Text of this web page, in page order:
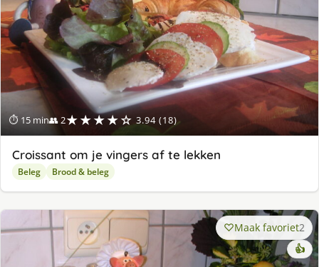
⏱ 15 min👥 2★★★★☆ 3.94 (18)
Croissant om je vingers af te lekken
Beleg Brood & beleg
Maak favoriet2
👍